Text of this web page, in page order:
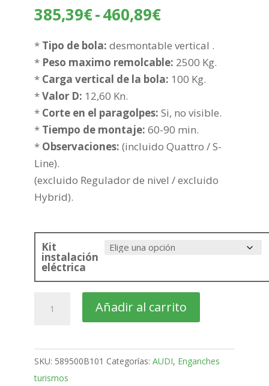
385,39€-460,89€Rango
precios:
desde
385,39€
460,89€
* Tipo de bola: desmontable vertical .
* Peso maximo remolcable: 2500 Kg.
* Carga vertical de la bola: 100 Kg.
*Valor D: 12,60 Kn.
* Corte en el paragolpes: Si, no visible.
* Tiempo de montaje: 60-90 min.
* Observaciones: (incluido Quattro / S-
Line).
(excluido Regulador de nivel / excluido
Hybrid).
Kit
instalación
eléctrica
Puertas
Bola
Añadir al carrito
SKU: 589500B101 Categorías: AUDI, Enganches
turismos